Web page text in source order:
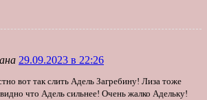
29.09.2023 в 22:26
вот так слить Адель Загребину! Лиза тоже
что Адель сильнее! Очень жалко Адельку!